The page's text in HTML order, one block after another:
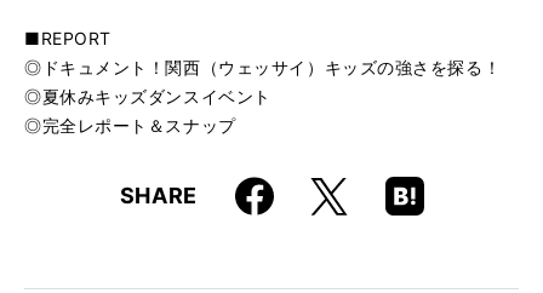
■REPORT
◎ドキュメント！関西（ウェッサイ）キッズの強さを探る！
◎夏休みキッズダンスイベント
◎完全レポート＆スナップ
SHARE Faceboo
k
X
Hatena
Boo